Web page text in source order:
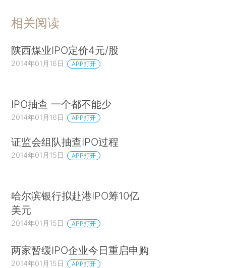
相关阅读
陕西煤业IPO定价4元/股
2014年01月16日 APP打开
IPO抽查 一个都不能少
2014年01月16日 APP打开
证监会组队抽查IPO过程
2014年01月15日 APP打开
哈尔滨银行拟赴港IPO筹10亿
美元
2014年01月15日 APP打开
两家暂缓IPO企业今日重启申购
2014年01月15日 APP打开